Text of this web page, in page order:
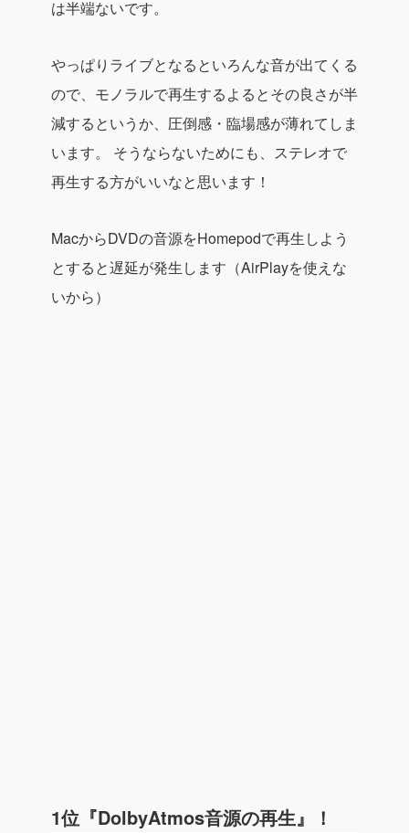
は半端ないです。
やっぱりライブとなるといろんな音が出てくる
ので、モノラルで再生するよるとその良さが半
減するというか、圧倒感・臨場感が薄れてしま
います。
そうならないためにも、ステレオで
再生する方がいいなと思います！
MacからDVDの音源をHomepodで再生しよう
とすると遅延が発生します（AirPlayを使えな
いから）
1位『DolbyAtmos音源の再生』！